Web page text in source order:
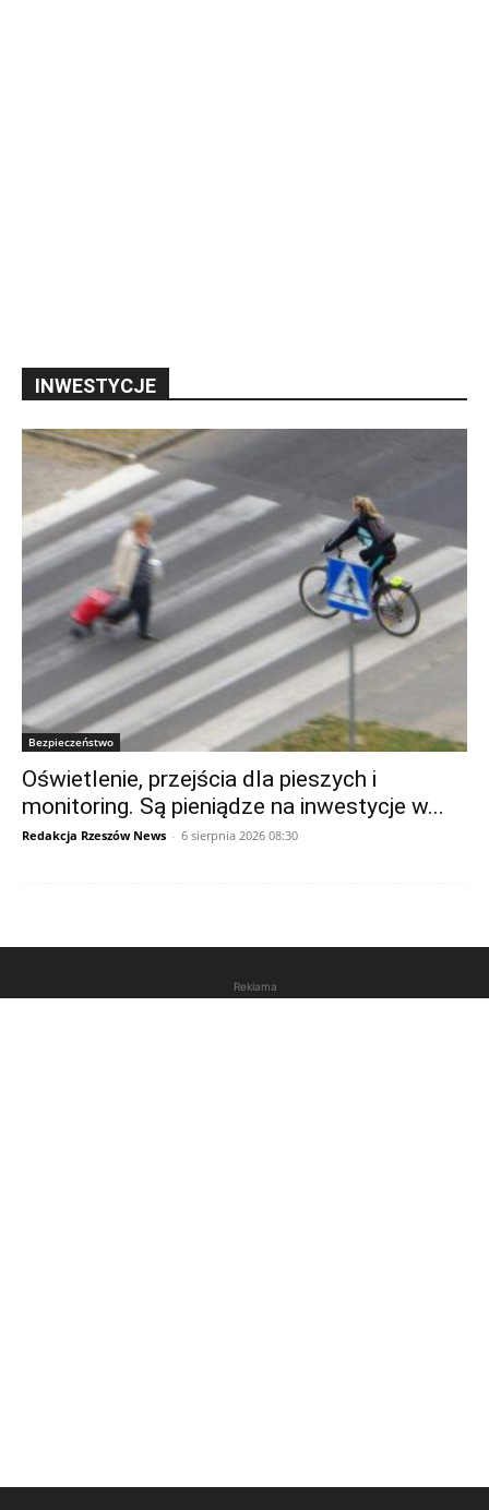
INWESTYCJE
Bezpieczeństwo
Oświetlenie, przejścia dla pieszych i
monitoring. Są pieniądze na inwestycje w...
Redakcja Rzeszów News - 6 sierpnia 2026 08:30
Reklama